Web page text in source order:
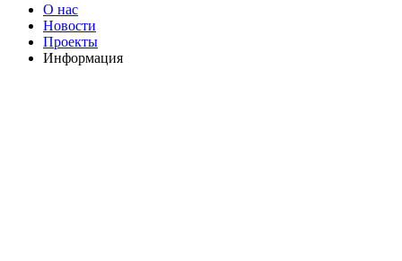
О нас
Новости
Проекты
Информация